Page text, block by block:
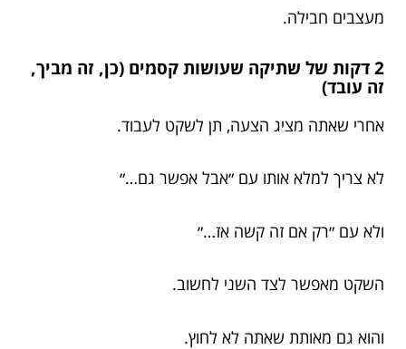
מעצבים חבילה.
2 דקות של שתיקה שעושות קסמים (כן, זה מביך,
זה עובד)
אחרי שאתה מציג הצעה, תן לשקט לעבוד.
לא צריך למלא אותו עם ״אבל אפשר גם…״
ולא עם ״רק אם זה קשה אז…״
השקט מאפשר לצד השני לחשוב.
והוא גם מאותת שאתה לא לחוץ.